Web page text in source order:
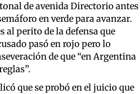
de avenida Directorio antes
en verde para avanzar.
al perito de la defensa que
pasó en rojo pero lo
de que “en Argentina
que se probó en el juicio que